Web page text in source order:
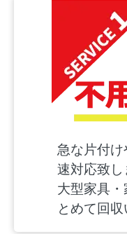
急な片付
速対応致し
大型家具
とめて回収